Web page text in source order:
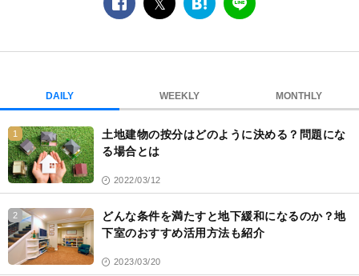
facebook
twitterは
ブ
ク
マ
ク
LINE
DAILY WEEKLY MONTHLY
1
土地建物の按分はどのように決める？問題にな
る場合とは
2022/03/12
2
どんな条件を満たすと地下緩和になるのか？地
下室のおすすめ活用方法も紹介
2023/03/20